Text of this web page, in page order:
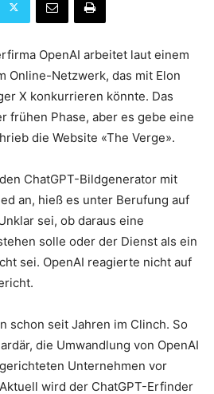
OpenAI arbeitet laut einem
Online-Netzwerk, das mit Elon
X konkurrieren könnte. Das
frühen Phase, aber es gebe eine
die Website «The Verge».
ChatGPT-Bildgenerator mit
an, hieß es unter Berufung auf
sei, ob daraus eine
solle oder der Dienst als ein
sei. OpenAI reagierte nicht auf
schon seit Jahren im Clinch. So
die Umwandlung von OpenAI
Unternehmen vor
wird der ChatGPT-Erfinder